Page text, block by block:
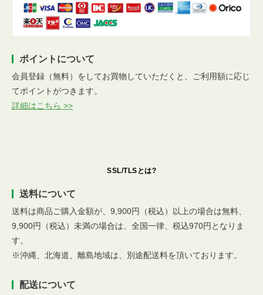
ポイントについて
会員登録（無料）をしてお買物していただくと、ご利用額に応じ
てポイントがつきます。
詳細はこちら >>
SSL/TLSとは?
送料について
送料は商品ご購入金額が、9,900円（税込）以上の場合は無料、
9,900円（税込）未満の場合は、全国一律、税込970円となりま
す。
※沖縄、北海道、離島地域は、別途配送料を頂いております。
配送について